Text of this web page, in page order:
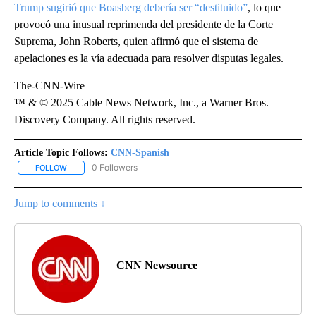
Trump sugirió que Boasberg debería ser “destituido”, lo que
provocó una inusual reprimenda del presidente de la Corte
Suprema, John Roberts, quien afirmó que el sistema de
apelaciones es la vía adecuada para resolver disputas legales.
The-CNN-Wire
™ & © 2025 Cable News Network, Inc., a Warner Bros.
Discovery Company. All rights reserved.
Article Topic Follows: CNN-Spanish
FOLLOW FOLLOW "CNN-SPANISH" TO RECEIVE NOTIFICATIONS ABOUT
0 Followers
Jump to comments ↓
CNN Newsource